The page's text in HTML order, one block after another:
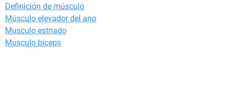
Definición de músculo
Músculo elevador del ano
Musculo estriado
Musculo biceps